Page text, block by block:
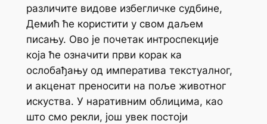
различите видове избегличке судбине,
Демић ће користити у свом даљем
писању. Ово је почетак интроспекције
која ће означити први корак ка
ослобађању од императива текстуалног,
и акценат преносити на поље животног
искуства. У наративним облицима, као
што смо рекли, још увек постоји